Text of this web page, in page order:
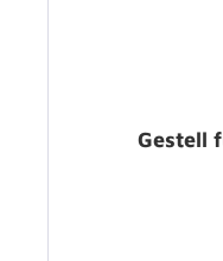
Gestell